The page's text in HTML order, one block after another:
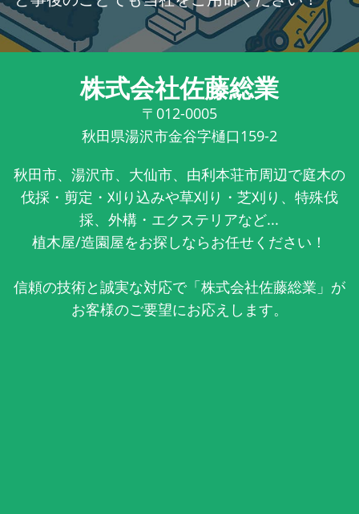
株式会社佐藤総業
〒012-0005
秋田県湯沢市金谷字樋口159-2
秋田市、湯沢市、大仙市、由利本荘市周辺で庭木の
伐採・剪定・刈り込みや草刈り・芝刈り、特殊伐
採、外構・エクステリアなど...
植木屋/造園屋をお探しならお任せください！
信頼の技術と誠実な対応で「株式会社佐藤総業」が
お客様のご要望にお応えします。